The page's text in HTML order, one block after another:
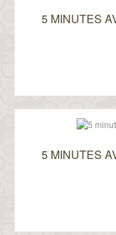
5 MINUTES
5 MINUTES